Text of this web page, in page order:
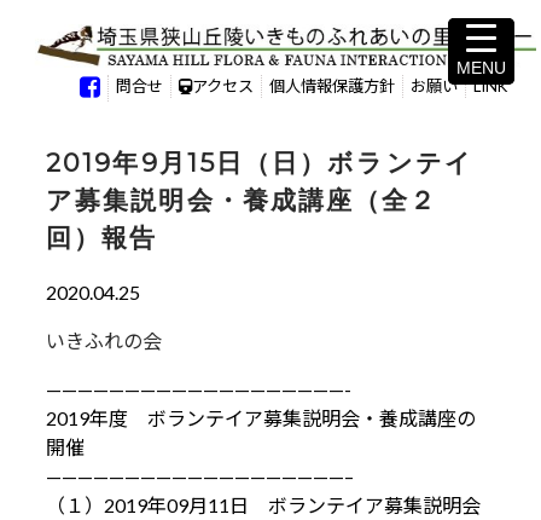
問合せ アクセス 個人情報保護方針 お願い LINK
2019年9月15日（日）ボランテイ
ア募集説明会・養成講座（全２
回）報告
2020.04.25
いきふれの会
———————————————————-
2019年度 ボランテイア募集説明会・養成講座の
開催
———————————————————–
（１）2019年09月11日 ボランテイア募集説明会
MENU
MENU